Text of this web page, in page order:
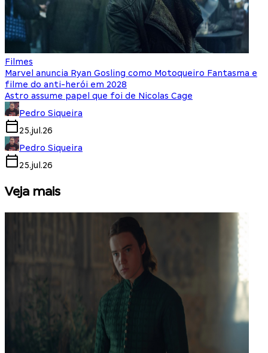
Filmes
Marvel anuncia Ryan Gosling como Motoqueiro Fantasma e
filme do anti-herói em 2028
Astro assume papel que foi de Nicolas Cage
Pedro Siqueira
25.jul.26
Pedro Siqueira
25.jul.26
Veja mais